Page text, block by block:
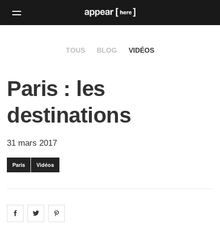
TOUS BLOG VIDÉOS
Paris : les
destinations
31 mars 2017
Paris Vidéos
Share on facebook
Share on